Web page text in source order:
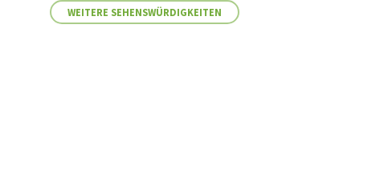
WEITERE SEHENSWÜRDIGKEITEN